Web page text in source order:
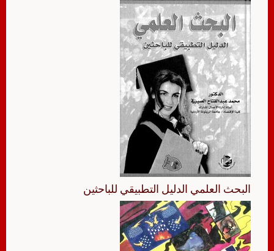
البحث العلمي الدليل التطبيقي للباحثين